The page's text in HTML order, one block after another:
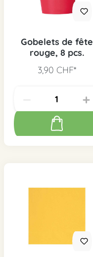
Gobelets de fête
rouge, 8 pcs.
3,90 CHF*